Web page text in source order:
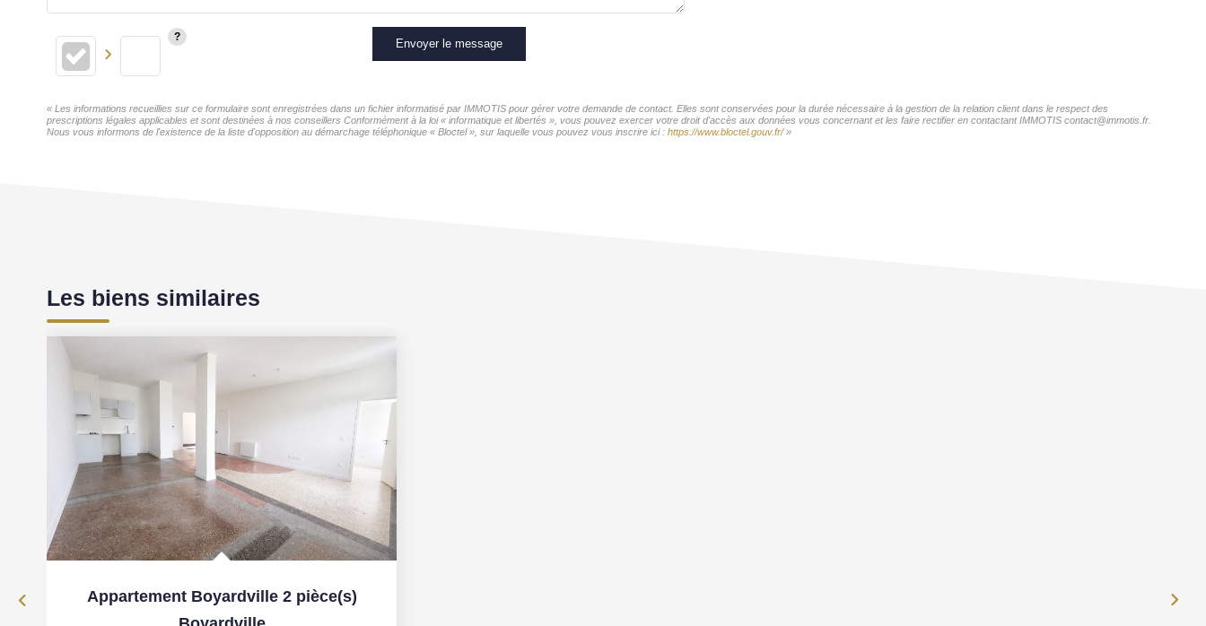
Envoyer le message
« Les informations recueillies sur ce formulaire sont enregistrées dans un fichier informatisé par IMMOTIS pour gérer votre demande de contact. Elles sont conservées pour la durée nécessaire à la gestion de la relation client dans le respect des
prescriptions légales applicables et sont destinées à nos conseillers Conformément à la loi « informatique et libertés », vous pouvez exercer votre droit d'accès aux données vous concernant et les faire rectifier en contactant IMMOTIS contact@immotis.fr.
Nous vous informons de l'existence de la liste d'opposition au démarchage téléphonique « Bloctel », sur laquelle vous pouvez vous inscrire ici : https://www.bloctel.gouv.fr/»
Les biens similaires
Appartement Boyardville 2 pièce(s)